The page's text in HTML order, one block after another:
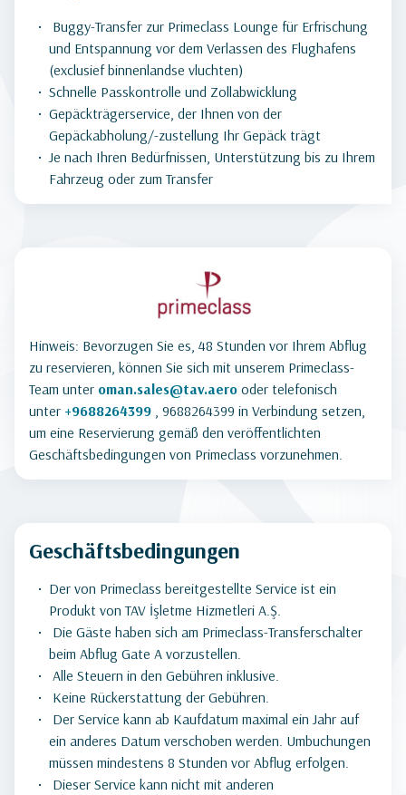
Buggy-Transfer zur Primeclass Lounge für Erfrischung
und Entspannung vor dem Verlassen des Flughafens
(exclusief binnenlandse vluchten)
Schnelle Passkontrolle und Zollabwicklung
Gepäckträgerservice, der Ihnen von der
Gepäckabholung/-zustellung Ihr Gepäck trägt
Je nach Ihren Bedürfnissen, Unterstützung bis zu Ihrem
Fahrzeug oder zum Transfer
Hinweis: Bevorzugen Sie es, 48 Stunden vor Ihrem Abflug
zu reservieren, können Sie sich mit unserem Primeclass-
Team unter oman.sales@tav.aero oder telefonisch
unter +9688264399 , 9688264399 in Verbindung setzen,
um eine Reservierung gemäß den veröffentlichten
Geschäftsbedingungen von Primeclass vorzunehmen.
Geschäftsbedingungen
Der von Primeclass bereitgestellte Service ist ein
Produkt von TAV İşletme Hizmetleri A.Ş.
Die Gäste haben sich am Primeclass-Transferschalter
beim Abflug Gate A vorzustellen.
Alle Steuern in den Gebühren inklusive.
Keine Rückerstattung der Gebühren.
Der Service kann ab Kaufdatum maximal ein Jahr auf
ein anderes Datum verschoben werden. Umbuchungen
müssen mindestens 8 Stunden vor Abflug erfolgen.
Dieser Service kann nicht mit anderen